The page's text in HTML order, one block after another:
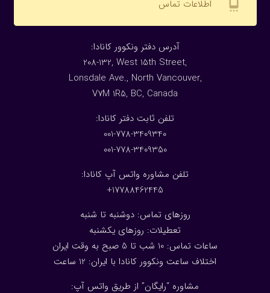
اطلاعات تماس
:آدرس دفتر ونکوور کانادا
208-132, West 15th Street,
Lonsdale Ave., North Vancouver,
V7M 1R5, BC, Canada
:تلفن ثابت دفتر کانادا
001-778-3409340
001-778-3409350
تلفن مشاوره واتس آپ کانادا:
17788462445+
روزهای تماس: دوشنبه تا شنبه
تعطیلات: روزهای یکشنبه
ساعات تماس: 10 شب تا 5 صبح به وقت ایران
اختلاف ساعت ونکوور کانادا با ایران: 1 2 ساعت
مشاوره “رایگان” از طریق واتس آپ: